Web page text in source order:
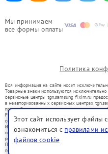
Мы принимаем
все формы оплаты
Политика
Вся информация на сайте носит
Товарные знаки используются
сервисные центры tgn.samsung-fixim.ru
в неавторизованных сервисных центрах
правообладателями товарных знаков или их
Ремонт осуществляется для устройств, уже
со статьей 1487 ГК РФ.
Использование товарных знаков не
потребителей в заблуждение, а служит для
ремонту техники указанных брендов.
Представленная на сайте информация не
положениями Статьи 437(2) Гражданского
Этот сайт использует файлы
ознакомиться с правилами
файлов cookie